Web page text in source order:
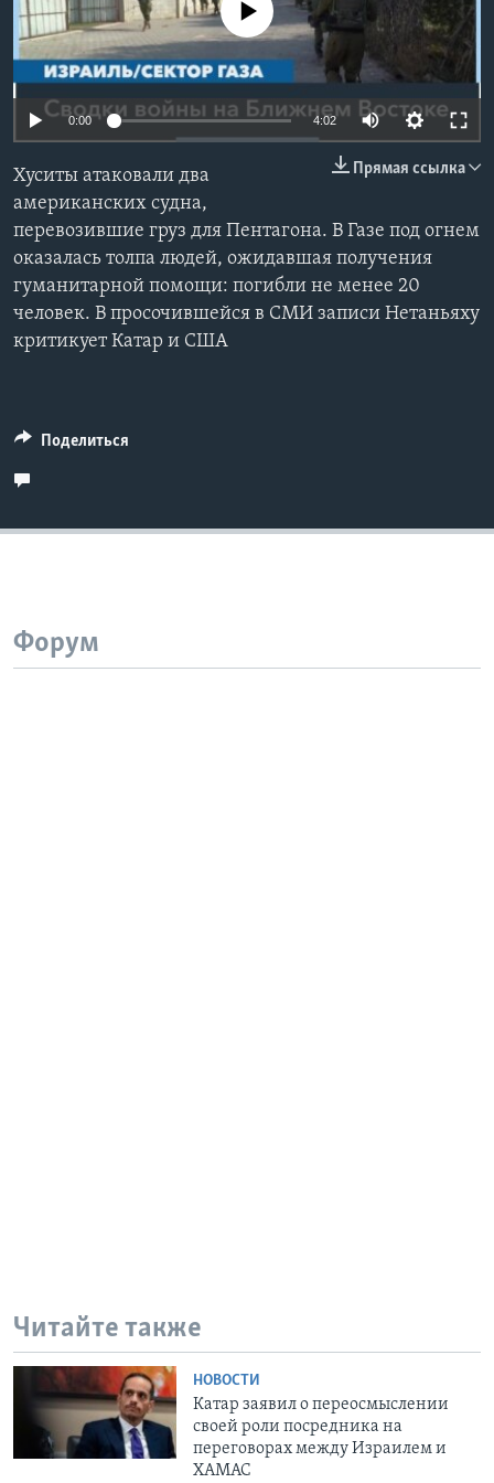
Learning English
СОЦИАЛЬНЫЕ СЕТИ
Языки
No media source currently available
0:00 4:02
Прямая ссылка
Хуситы атаковали два
американских судна,
перевозившие груз для Пентагона. В Газе под огнем
оказалась толпа людей, ожидавшая получения
гуманитарной помощи: погибли не менее 20
человек. В просочившейся в СМИ записи Нетаньяху
критикует Катар и США
Поделиться
Форум
Читайте также
НОВОСТИ
Катар заявил о переосмыслении
своей роли посредника на
переговорах между Израилем и
ХАМАС